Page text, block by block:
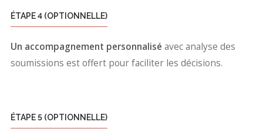
ÉTAPE 4 (OPTIONNELLE)
Un accompagnement personnalisé avec analyse des
soumissions est offert pour faciliter les décisions.
ÉTAPE 5 (OPTIONNELLE)